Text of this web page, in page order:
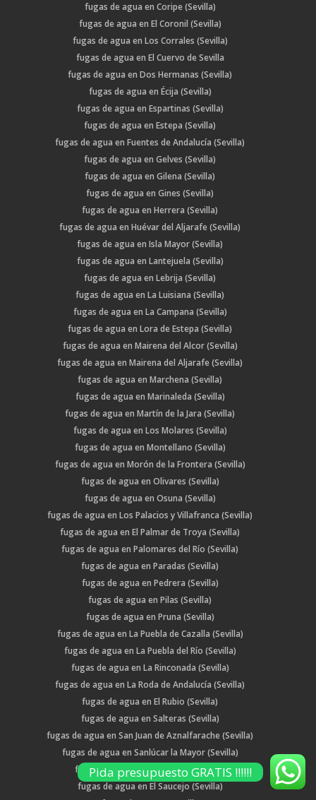
fugas de agua en Coripe (Sevilla)
fugas de agua en El Coronil (Sevilla)
fugas de agua en Los Corrales (Sevilla)
fugas de agua en El Cuervo de Sevilla
fugas de agua en Dos Hermanas (Sevilla)
fugas de agua en Écija (Sevilla)
fugas de agua en Espartinas (Sevilla)
fugas de agua en Estepa (Sevilla)
fugas de agua en Fuentes de Andalucía (Sevilla)
fugas de agua en Gelves (Sevilla)
fugas de agua en Gilena (Sevilla)
fugas de agua en Gines (Sevilla)
fugas de agua en Herrera (Sevilla)
fugas de agua en Huévar del Aljarafe (Sevilla)
fugas de agua en Isla Mayor (Sevilla)
fugas de agua en Lantejuela (Sevilla)
fugas de agua en Lebrija (Sevilla)
fugas de agua en La Luisiana (Sevilla)
fugas de agua en La Campana (Sevilla)
fugas de agua en Lora de Estepa (Sevilla)
fugas de agua en Mairena del Alcor (Sevilla)
fugas de agua en Mairena del Aljarafe (Sevilla)
fugas de agua en Marchena (Sevilla)
fugas de agua en Marinaleda (Sevilla)
fugas de agua en Martín de la Jara (Sevilla)
fugas de agua en Los Molares (Sevilla)
fugas de agua en Montellano (Sevilla)
fugas de agua en Morón de la Frontera (Sevilla)
fugas de agua en Olivares (Sevilla)
fugas de agua en Osuna (Sevilla)
fugas de agua en Los Palacios y Villafranca (Sevilla)
fugas de agua en El Palmar de Troya (Sevilla)
fugas de agua en Palomares del Río (Sevilla)
fugas de agua en Paradas (Sevilla)
fugas de agua en Pedrera (Sevilla)
fugas de agua en Pilas (Sevilla)
fugas de agua en Pruna (Sevilla)
fugas de agua en La Puebla de Cazalla (Sevilla)
fugas de agua en La Puebla del Río (Sevilla)
fugas de agua en La Rinconada (Sevilla)
fugas de agua en La Roda de Andalucía (Sevilla)
fugas de agua en El Rubio (Sevilla)
fugas de agua en Salteras (Sevilla)
fugas de agua en San Juan de Aznalfarache (Sevilla)
fugas de agua en Sanlúcar la Mayor (Sevilla)
fugas de agua en Santiponce (Sevilla)
fugas de agua en El Saucejo (Sevilla)
Pida presupuesto GRATIS !!!!!!